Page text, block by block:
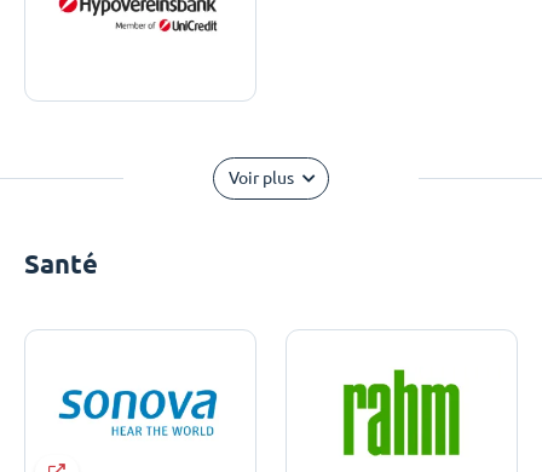
Voir plus
Santé